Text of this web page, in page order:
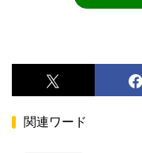
関連ワード